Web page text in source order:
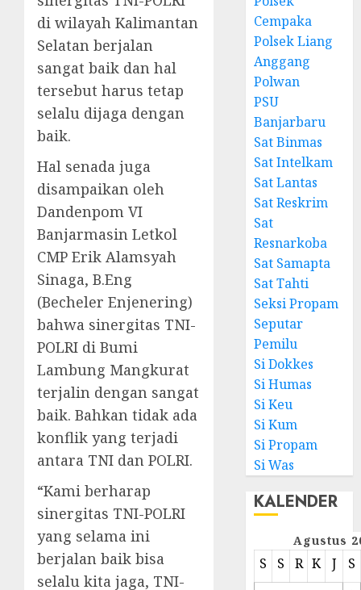
di wilayah Kalimantan
Selatan berjalan
sangat baik dan hal
tersebut harus tetap
selalu dijaga dengan
baik.
Hal senada juga
disampaikan oleh
Dandenpom VI
Banjarmasin Letkol
CMP Erik Alamsyah
Sinaga, B.Eng
(Becheler Enjenering)
bahwa sinergitas TNI-
POLRI di Bumi
Lambung Mangkurat
terjalin dengan sangat
baik. Bahkan tidak ada
konflik yang terjadi
antara TNI dan POLRI.
“Kami berharap
sinergitas TNI-POLRI
yang selama ini
berjalan baik bisa
selalu kita jaga, TNI-
Cempaka
Polsek Liang
Anggang
Polwan
PSU
Banjarbaru
Sat Binmas
Sat Intelkam
Sat Lantas
Sat Reskrim
Sat
Resnarkoba
Sat Samapta
Sat Tahti
Seksi Propam
Seputar
Pemilu
Si Dokkes
Si Humas
Si Keu
Si Kum
Si Propam
Si Was
KALENDER
Agustus
S S R K J S